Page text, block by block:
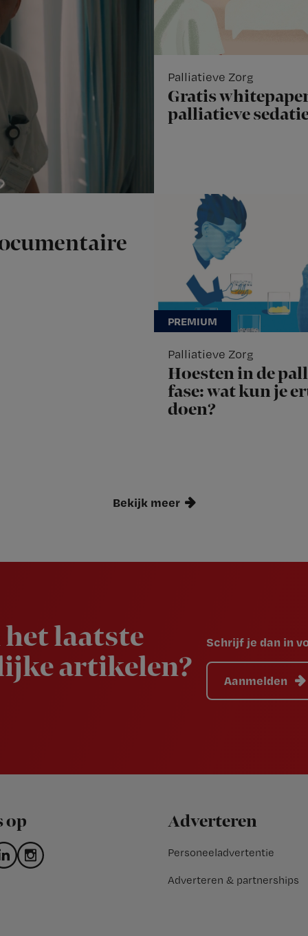
Palliatieve Zorg
Gratis
palliatieve
Palliatieve Zorg
Hoesten in de
fase: wat kun je
doen?
Bekijk meer
laatste
artikelen?
Schrijf je dan in
Aanmelden
op Adverteren
Personeeladvertentie
Adverteren & partnerships